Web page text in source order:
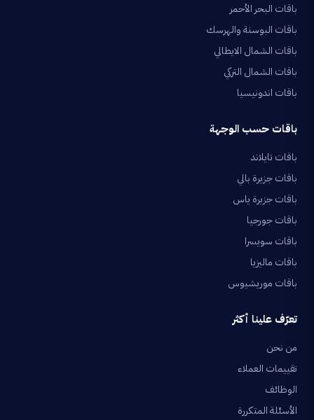
باقات البحر الأحمر
باقات البوسنة والهرسك
باقات الشمال الايطالي
باقات الشمال التركي
باقات اندونيسيا
باقات حسب الوجهة
باقات تايلاند
باقات جزيرة بالي
باقات جزيرة ياس
باقات جورجيا
باقات سويسرا
باقات ماليزيا
باقات موريشيوس
تعرّف علينا أكثر
من نحن
تقييمات العملاء
الوظائف
الأسئلة المتكررة